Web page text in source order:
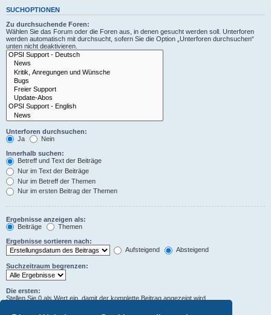
SUCHOPTIONEN
Zu durchsuchende Foren:
Wählen Sie das Forum oder die Foren aus, in denen gesucht werden soll. Unterforen
werden automatisch mit durchsucht, sofern Sie die Option „Unterforen durchsuchen“
unten nicht deaktivieren.
Unterforen durchsuchen:
Ja
Nein
Innerhalb suchen:
Betreff und Text der Beiträge
Nur im Text der Beiträge
Nur im Betreff der Themen
Nur im ersten Beitrag der Themen
Ergebnisse anzeigen als:
Beiträge
Themen
Ergebnisse sortieren nach:
Aufsteigend
Absteigend
Suchzeitraum begrenzen:
Die ersten:
Stellen Sie 0 als Wert ein, damit der komplette Beitrag angezeigt wird.